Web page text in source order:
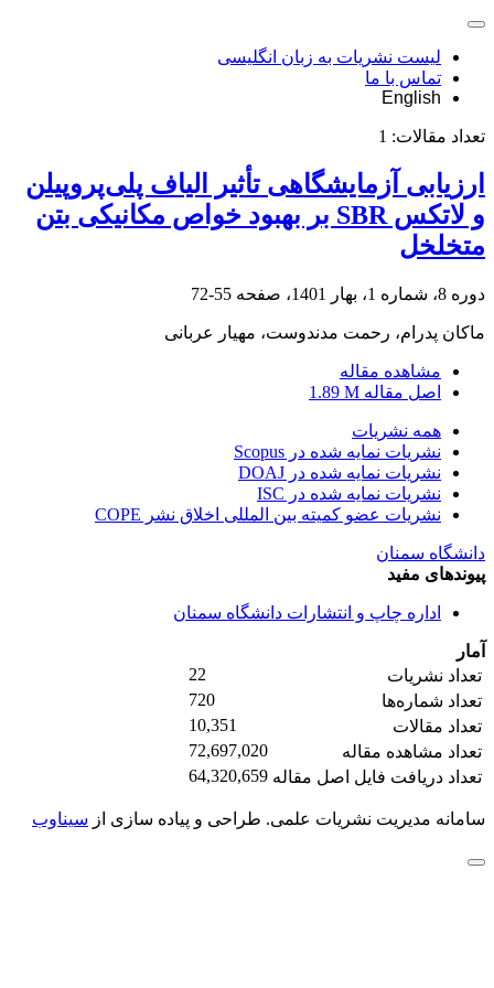
لیست نشریات به زبان انگلیسی
تماس با ما
English
تعداد مقالات: 1
ارزیابی آزمایشگاهی تأثیر الیاف پلی‌پروپیلن
و لاتکس SBR بر بهبود خواص مکانیکی بتن
متخلخل
دوره 8، شماره 1، بهار 1401، صفحه 55-72
ماکان پدرام، رحمت مدندوست، مهیار عربانی
مشاهده مقاله
اصل مقاله 1.89 M
همه نشریات
نشریات نمایه شده در Scopus
نشریات نمایه شده در DOAJ
نشریات نمایه شده در ISC
نشریات عضو کمیته بین المللی اخلاق نشر COPE
دانشگاه سمنان
پیوندهای مفید
اداره چاپ و انتشارات دانشگاه سمنان
آمار
تعداد نشریات
22
تعداد شماره‌ها
720
تعداد مقالات
10,351
تعداد مشاهده مقاله
72,697,020
تعداد دریافت فایل اصل مقاله 64,320,659
سامانه مدیریت نشریات علمی. طراحی و پیاده سازی از سیناوب